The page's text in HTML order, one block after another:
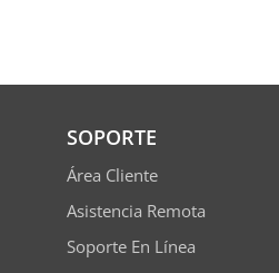
SOPORTE
Área Cliente
Asistencia Remota
Soporte En Línea